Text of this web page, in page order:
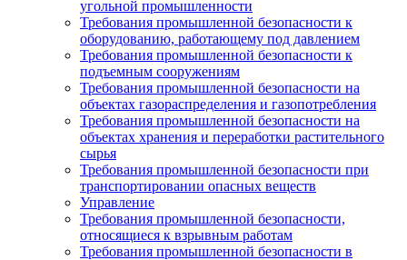
угольной промышленности
Требования промышленной безопасности к
оборудованию, работающему под давлением
Требования промышленной безопасности к
подъемным сооружениям
Требования промышленной безопасности на
объектах газораспределения и газопотребления
Требования промышленной безопасности на
объектах хранения и переработки растительного
сырья
Требования промышленной безопасности при
транспортировании опасных веществ
Управление
Требования промышленной безопасности,
относящиеся к взрывным работам
Требования промышленной безопасности в